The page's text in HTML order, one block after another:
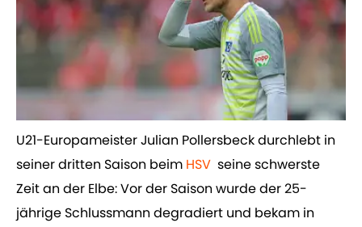
U21-Europameister Julian Pollersbeck durchlebt in
seiner dritten Saison beim ​ HSV seine schwerste
Zeit an der Elbe: Vor der Saison wurde der 25-
jährige Schlussmann degradiert und bekam in